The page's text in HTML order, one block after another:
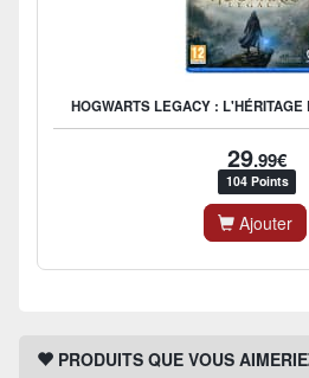
HOGWARTS LEGACY : L'HÉRITAGE
29.99€
104 Points
Ajouter
PRODUITS QUE VOUS